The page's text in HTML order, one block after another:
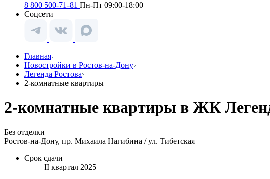
8 800 500-71-81 Пн-Пт 09:00-18:00
Соцсети
Главная
Новостройки в Ростов-на-Дону
Легенда Ростова
2-комнатные квартиры
2-комнатные квартиры в ЖК
Без отделки
Ростов-на-Дону, пр. Михаила Нагибина / ул. Тибетская
Срок сдачи
II квартал 2025